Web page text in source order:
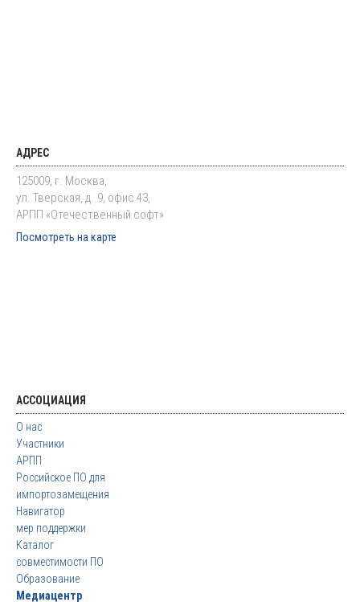
АДРЕС
125009, г. Москва,
ул. Тверская, д. 9, офис 43,
АРПП «Отечественный софт»
Посмотреть на карте
АССОЦИАЦИЯ
О нас
Участники
АРПП
Российское ПО для
импортозамещения
Навигатор
мер поддержки
Каталог
совместимости ПО
Образование
Медиацентр